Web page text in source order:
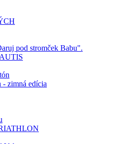
pod stromček Babu".
- zimná edícia